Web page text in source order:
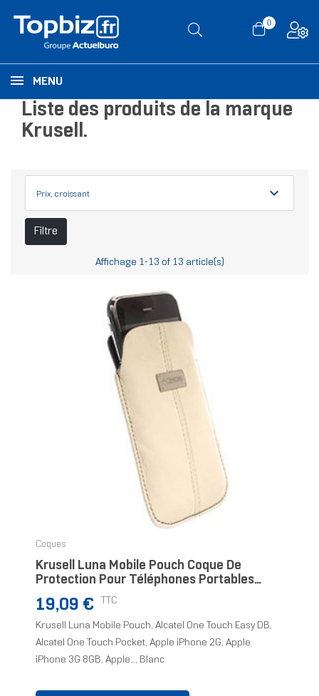
0
MENU
Liste des produits de la marque
Krusell.
Prix, croissant expand_more
Filtre
Affichage 1-13 of 13 article(s)
Coques
Krusell Luna Mobile Pouch Coque De
Protection Pour Téléphones Portables
Prix
19,09 € TTC
Krusell Luna Mobile Pouch, Alcatel One Touch Easy DB,
Alcatel One Touch Pocket, Apple iPhone 2G, Apple
iPhone 3G 8GB, Apple..., Blanc